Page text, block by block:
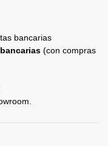
bancarias
(con compras